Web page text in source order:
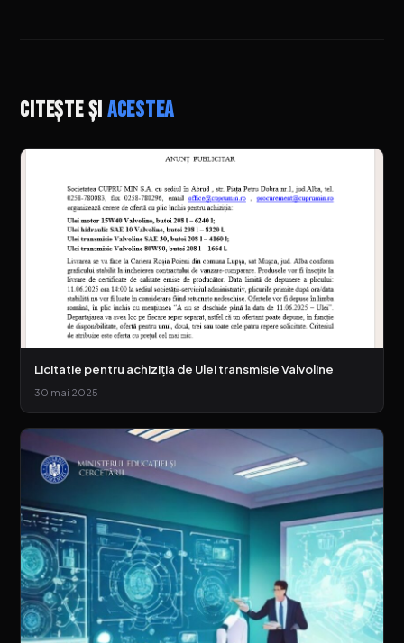
Citește șiacestea
Licitatie pentru achiziția de Ulei transmisie Valvoline
30 mai 2025